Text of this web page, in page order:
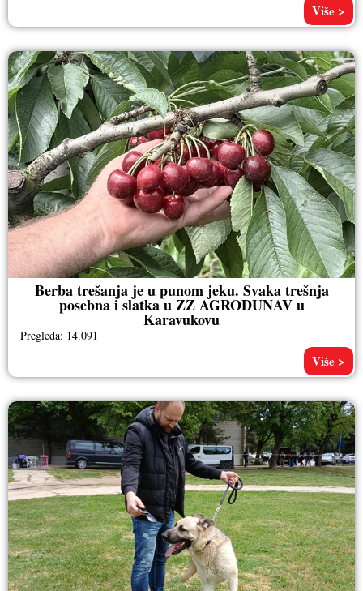
Više >
Berba trešanja je u punom jeku. Svaka trešnja
posebna i slatka u ZZ AGRODUNAV u
Karavukovu
Pregleda: 14.091
Više >